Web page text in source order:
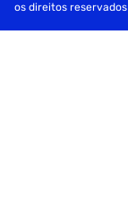
os direitos reservados